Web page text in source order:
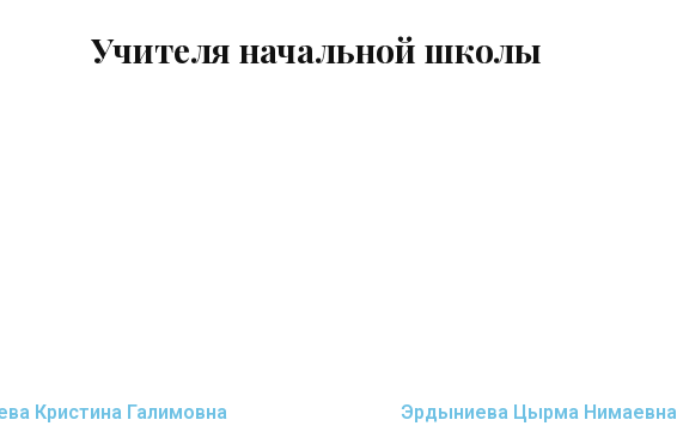
Учителя начальной школы
Кристина Галимовна Эрдыниева Цырма Нимаевна